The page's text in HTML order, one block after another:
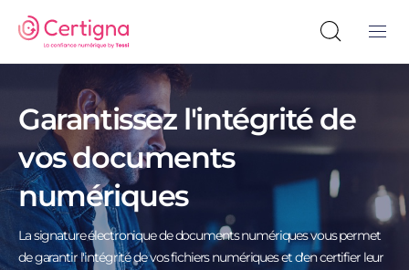
Garantissez l'intégrité de
vos documents
numériques
La signature électronique de documents numériques vous permet
de garantir l'intégrité de vos fichiers numériques et d'en certifier leur